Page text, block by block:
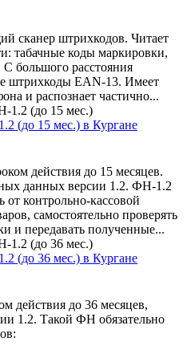
сканер штрихкодов. Читает
табачные коды маркировки,
большого расстояния
штрихкоды EAN-13. Имеет
и распознает частично...
(до 15 мес.) в Кургане
действия до 15 месяцев.
данных версии 1.2. ФН-1.2
контрольно-кассовой
самостоятельно проверять
и передавать полученные...
(до 36 мес.) в Кургане
действия до 36 месяцев,
1.2. Такой ФН обязательно